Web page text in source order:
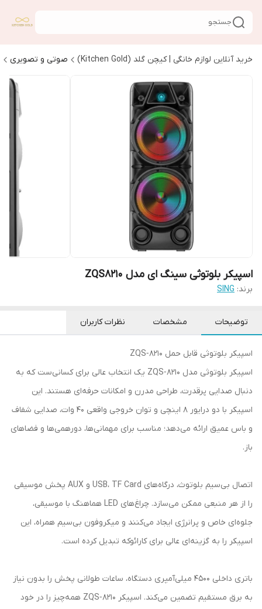
جستجو
خرید آنلاین لوازم خانگی | کیچن گلد (Kitchen Gold) صوتی و تصویری
اسپیکر بلوتوثی سینگ ای مدل ZQS8210
برند: SING
توضیحات مشخصات نظرات کاربران
اسپیکر بلوتوثی قابل حمل ZQS‑8210
اسپیکر بلوتوثی مدل ZQS‑8210 یک انتخاب عالی برای کسانی‌ست که به
دنبال صدایی پرقدرت، طراحی مدرن و امکانات حرفه‌ای هستند. این
اسپیکر با دو درایور ۸ اینچی و توان خروجی واقعی ۴۰ وات، صدایی شفاف
و باس عمیق ارائه می‌دهد؛ مناسب برای مهمانی‌ها، دورهمی‌ها و فضاهای
باز.
اتصال بی‌سیم بلوتوث، درگاه‌های USB، TF Card و AUX پخش موسیقی
را از هر منبعی ممکن می‌سازد. چراغ‌های LED هماهنگ با موسیقی،
جلوه‌ای خاص و پرانرژی ایجاد می‌کنند و میکروفون بی‌سیم همراه، این
اسپیکر را به گزینه‌ای عالی برای کارائوکه تبدیل کرده است.
باتری داخلی ۴۵۰۰ میلی‌آمپری دستگاه، ساعات طولانی پخش را بدون نیاز
به برق مستقیم تضمین می‌کند. اسپیکر ZQS‑8210 همه‌چیز را در خود